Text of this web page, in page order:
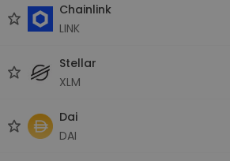
Chainlink
LINK
Stellar
XLM
Dai
DAI